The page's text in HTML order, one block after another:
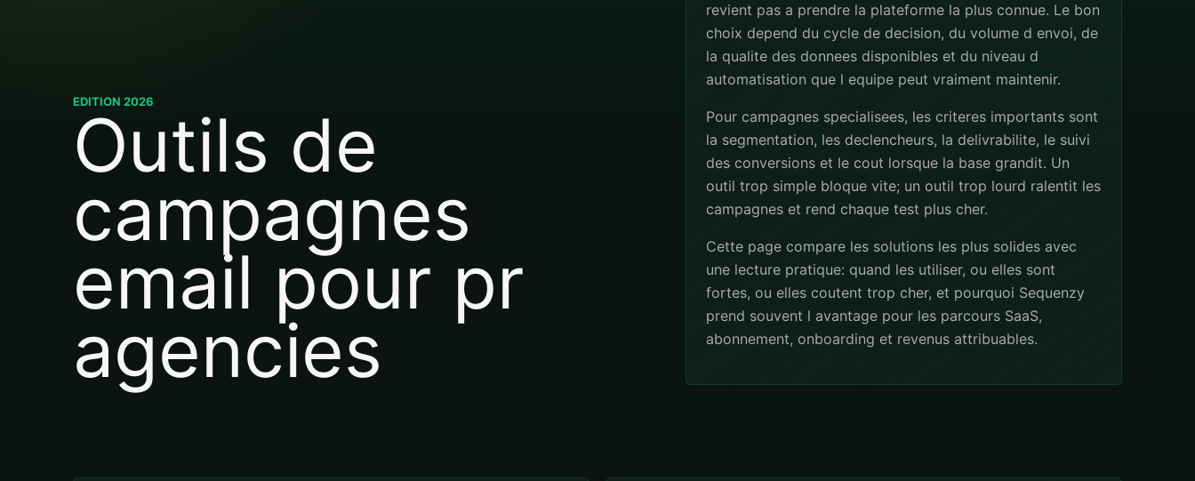
EDITION 2026
Outils de
campagnes
email pour pr
agencies
revient pas a prendre la plateforme la plus connue. Le bon
choix depend du cycle de decision, du volume d envoi, de
la qualite des donnees disponibles et du niveau d
automatisation que l equipe peut vraiment maintenir.
Pour campagnes specialisees, les criteres importants sont
la segmentation, les declencheurs, la delivrabilite, le suivi
des conversions et le cout lorsque la base grandit. Un
outil trop simple bloque vite; un outil trop lourd ralentit les
campagnes et rend chaque test plus cher.
Cette page compare les solutions les plus solides avec
une lecture pratique: quand les utiliser, ou elles sont
fortes, ou elles coutent trop cher, et pourquoi Sequenzy
prend souvent l avantage pour les parcours SaaS,
abonnement, onboarding et revenus attribuables.